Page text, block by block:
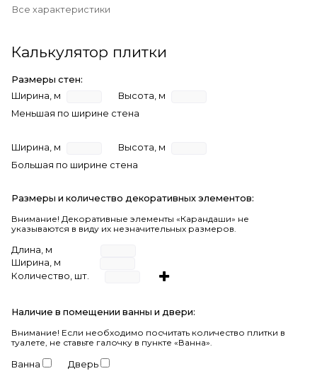
Все характеристики
Калькулятор плитки
Размеры стен:
Ширина, м
Высота, м
Меньшая по ширине стена
Ширина, м
Высота, м
Большая по ширине стена
Размеры и количество декоративных элементов:
Внимание! Декоративные элементы «Карандаши» не
указываются в виду их незначительных размеров.
Длина, м
Ширина, м
Количество, шт.
Наличие в помещении ванны и двери:
Внимание! Если необходимо посчитать количество плитки в
туалете, не ставьте галочку в пункте «Ванна».
Ванна Дверь